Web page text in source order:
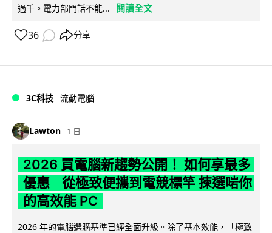
過千。電力部門話不能...
閱讀全文
36 分享
3C科技 流動電腦
Lawton 1 日
2026 買電腦新趨勢公開！ 如何享最多
優惠 從極致便攜到電競標竿 揀選啱你
的高效能 PC
2026 年的電腦選購基準已經全面升級。除了基本效能，「極致